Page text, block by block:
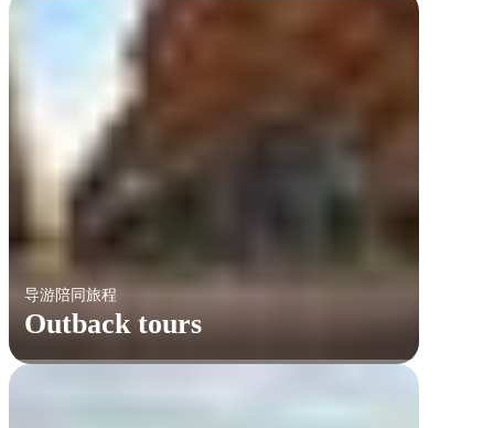
导游陪同旅程
Outback tours